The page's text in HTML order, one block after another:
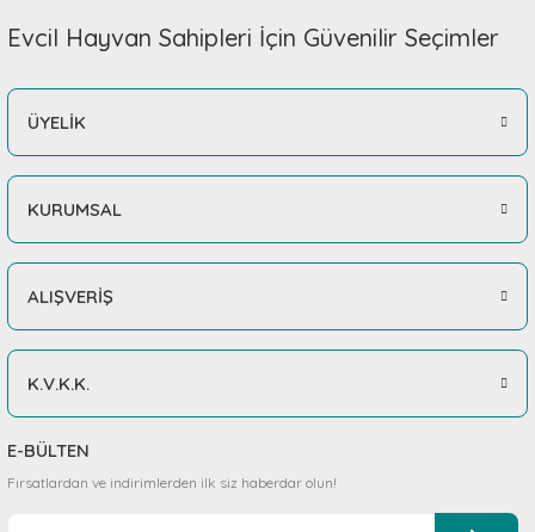
Evcil Hayvan Sahipleri İçin Güvenilir Seçimler
ÜYELİK
KURUMSAL
ALIŞVERİŞ
K.V.K.K.
E-BÜLTEN
Fırsatlardan ve indirimlerden ilk siz haberdar olun!